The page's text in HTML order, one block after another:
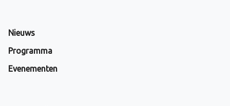
Nieuws
Programma
Evenementen